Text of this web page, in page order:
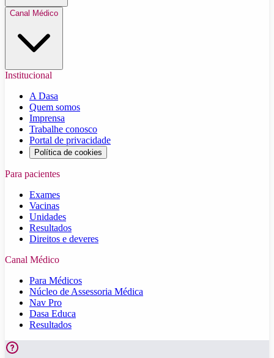
Canal Médico
Institucional
A Dasa
Quem somos
Imprensa
Trabalhe conosco
Portal de privacidade
Política de cookies
Para pacientes
Exames
Vacinas
Unidades
Resultados
Direitos e deveres
Canal Médico
Para Médicos
Núcleo de Assessoria Médica
Nav Pro
Dasa Educa
Resultados